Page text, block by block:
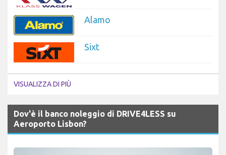
Alamo
Sixt
VISUALIZZA DI PIÙ
Dov'è il banco noleggio di DRIVE4LESS su
Aeroporto Lisbon?